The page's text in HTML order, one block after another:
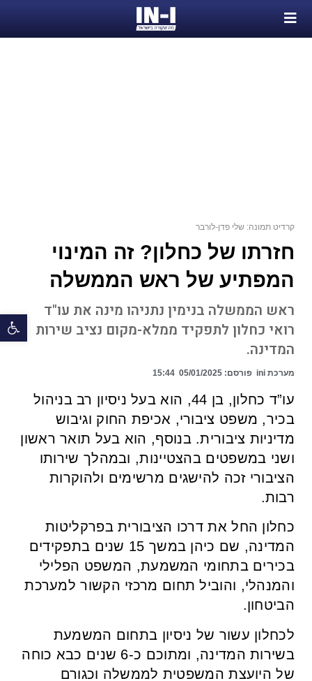
קרדיט תמונה: שלי פדן-לורבר
חזרתו של כחלון? זה המינוי
המפתיע של ראש הממשלה
ראש הממשלה בנימין נתניהו מינה את עו"ד
רואי כחלון לתפקיד ממלא-מקום נציב שירות
המדינה.
מערכת ini פורסם: 15:44
עו”ד כחלון, בן 44, הוא בעל ניסיון רב בניהול
בכיר, משפט ציבורי, אכיפת החוק וגיבוש
מדיניות ציבורית. בנוסף, הוא בעל תואר ראשון
ושני במשפטים בהצטיינות, ובמהלך שירותו
הציבורי זכה להישגים מרשימים ולהוקרות
רבות.
כחלון החל את דרכו הציבורית בפרקליטות
המדינה, שם כיהן במשך 15 שנים בתפקידים
בכירים בתחומי המשמעת, המשפט הפלילי
והמנהלי, והוביל תחום מרכזי הקשור למערכת
הביטחון.
לכחלון עשור של ניסיון בתחום המשמעת
בשירות המדינה, ומתוכם כ-6 שנים כבא כוחה
של היועצת המשפטית לממשלה וכגורם